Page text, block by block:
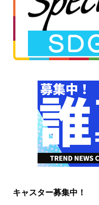
キャスター募集中！